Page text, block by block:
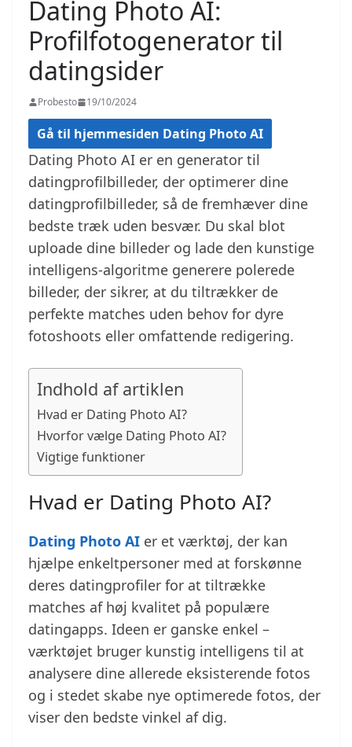
Dating Photo AI:
Profilfotogenerator til
datingsider
Probesto 19/10/2024
Gå til hjemmesiden Dating Photo AI
Dating Photo AI er en generator til
datingprofilbilleder, der optimerer dine
datingprofilbilleder, så de fremhæver dine
bedste træk uden besvær. Du skal blot
uploade dine billeder og lade den kunstige
intelligens-algoritme generere polerede
billeder, der sikrer, at du tiltrækker de
perfekte matches uden behov for dyre
fotoshoots eller omfattende redigering.
Indhold af artiklen
Hvad er Dating Photo AI?
Hvorfor vælge Dating Photo AI?
Vigtige funktioner
Hvad er Dating Photo AI?
Dating Photo AI er et værktøj, der kan
hjælpe enkeltpersoner med at forskønne
deres datingprofiler for at tiltrække
matches af høj kvalitet på populære
datingapps. Ideen er ganske enkel –
værktøjet bruger kunstig intelligens til at
analysere dine allerede eksisterende fotos
og i stedet skabe nye optimerede fotos, der
viser den bedste vinkel af dig.